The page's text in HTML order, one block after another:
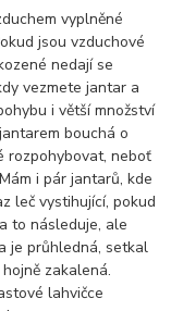
vyplněné
jsou vzduchové
nedají se
vezmete jantar a
i větší množství
bouchá o
rozpohybovat, neboť
i pár jantarů, kde
leč vystihující, pokud
to následuje, ale
je průhledná, setkal
zakalená.
lahvičce